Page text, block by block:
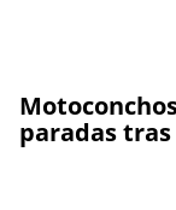
paradas